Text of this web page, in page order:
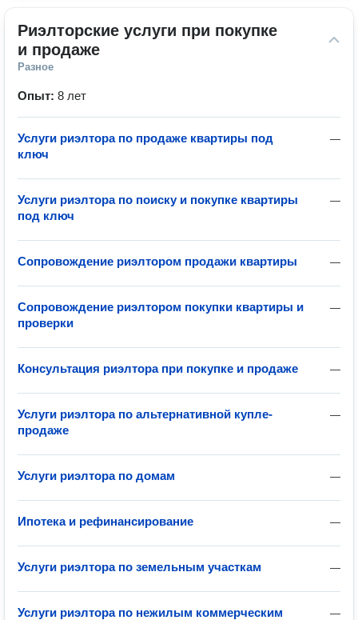
Риэлторские услуги при покупке
и продаже
Разное
Опыт: 8 лет
—
Услуги риэлтора по продаже квартиры под
ключ
—
Услуги риэлтора по поиску и покупке квартиры
под ключ
—
Сопровождение риэлтором продажи квартиры
—
Сопровождение риэлтором покупки квартиры и
проверки
—
Консультация риэлтора при покупке и продаже
—
Услуги риэлтора по альтернативной купле-
продаже
—
Услуги риэлтора по домам
—
Ипотека и рефинансирование
—
Услуги риэлтора по земельным участкам
—
Услуги риэлтора по нежилым коммерческим